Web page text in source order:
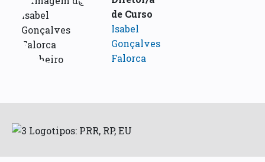
de Curso
Isabel
Gonçalves
Falorca